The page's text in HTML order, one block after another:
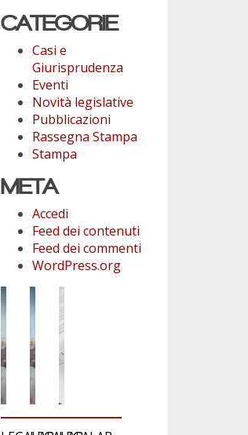
CATEGORIE
Casi e
Giurisprudenza
Eventi
Novità legislative
Pubblicazioni
Rassegna Stampa
Stampa
META
Accedi
Feed dei contenuti
Feed dei commenti
WordPress.org